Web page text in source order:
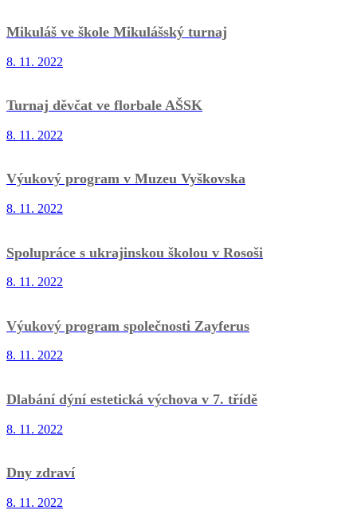
Mikuláš ve škole Mikulášský turnaj
8. 11. 2022
Turnaj děvčat ve florbale AŠSK
8. 11. 2022
Výukový program v Muzeu Vyškovska
8. 11. 2022
Spolupráce s ukrajinskou školou v Rosoši
8. 11. 2022
Výukový program společnosti Zayferus
8. 11. 2022
Dlabání dýní estetická výchova v 7. třídě
8. 11. 2022
Dny zdraví
8. 11. 2022